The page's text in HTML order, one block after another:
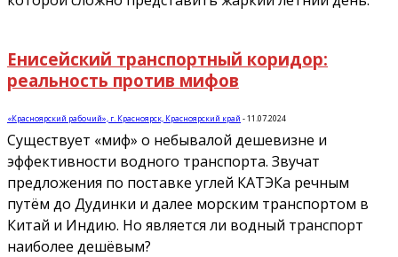
Енисейский транспортный коридор:
реальность против мифов
«Красноярский рабочий», г. Красноярск, Красноярский край -11.07.2024
Существует «миф» о небывалой дешевизне и
эффективности водного транспорта. Звучат
предложения по поставке углей КАТЭКа речным
путём до Дудинки и далее морским транспортом в
Китай и Индию. Но является ли водный транспорт
наиболее дешёвым?